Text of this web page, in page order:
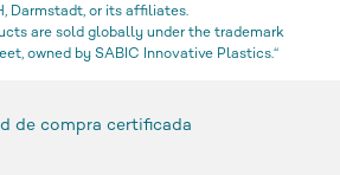
Darmstadt, or its affiliates.
are sold globally under the trademark
owned by SABIC Innovative Plastics.“
de compra certificada